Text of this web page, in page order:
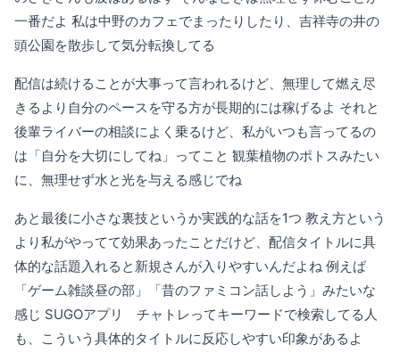
一番だよ 私は中野のカフェでまったりしたり、吉祥寺の井の
頭公園を散歩して気分転換してる
配信は続けることが大事って言われるけど、無理して燃え尽
きるより自分のペースを守る方が長期的には稼げるよ それと
後輩ライバーの相談によく乗るけど、私がいつも言ってるの
は「自分を大切にしてね」ってこと 観葉植物のポトスみたい
に、無理せず水と光を与える感じでね
あと最後に小さな裏技というか実践的な話を1つ 教え方という
より私がやってて効果あったことだけど、配信タイトルに具
体的な話題入れると新規さんが入りやすいんだよね 例えば
「ゲーム雑談昼の部」「昔のファミコン話しよう」みたいな
感じ SUGOアプリ チャトレってキーワードで検索してる人
も、こういう具体的タイトルに反応しやすい印象があるよ